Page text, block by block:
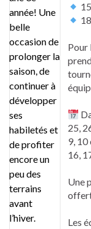
Pour
25,
9,
16,
Une
Les